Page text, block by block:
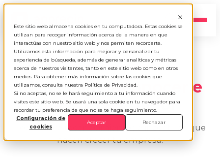
Este sitio web almacena cookies en tu computadora. Estas cookies se
utilizan para recoger información acerca de la manera en que
interactúas con nuestro sitio web y nos permiten recordarte.
Utilizamos esta información para mejorar y personalizar tu
experiencia de búsqueda, además de generar analíticas y métricas
acerca de nuestros visitantes, tanto en este sitio web como en otros
medios. Para obtener más información sobre las cookies que
utilizamos, consulta nuestra Política de Privacidad.
Si no aceptas, no se le hará seguimiento a tu información cuando
visites este sitio web. Se usará una sola cookie en tu navegador para
recordar tu preferencia de que no se te haga seguimiento.
Configuración de
cookies
Aceptar Rechazar
ES
BLOG APPRECIO
Ideas parareconocer e
incentivarmejor
Todo sobre reconocimientos e incentivos que
hacen crecer tu empresa.